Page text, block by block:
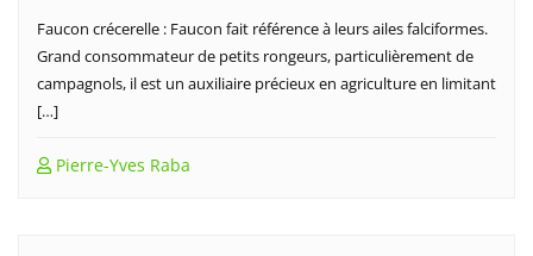
Faucon crécerelle : Faucon fait référence à leurs ailes falciformes.
Grand consommateur de petits rongeurs, particulièrement de
campagnols, il est un auxiliaire précieux en agriculture en limitant
[…]
Pierre-Yves Raba